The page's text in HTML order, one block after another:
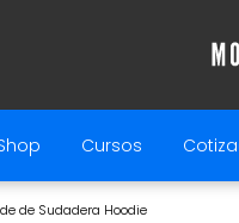
Cursos
de Sudadera Hoodie